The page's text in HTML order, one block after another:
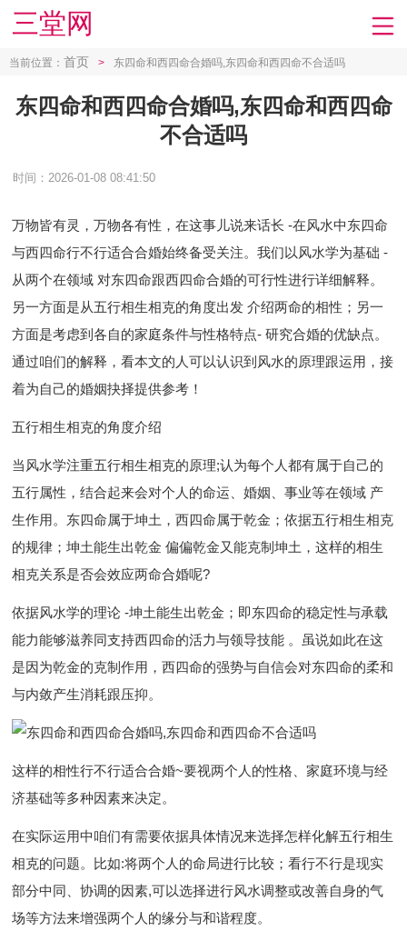
三堂网
当前位置： 首页 > 东四命和西四命合婚吗,东四命和西四命不合适吗
东四命和西四命合婚吗,东四命和西四命
不合适吗
时间：2026-01-08 08:41:50
万物皆有灵，万物各有性，在这事儿说来话长 - 在风水中东四命
与西四命行不行适合合婚始终备受关注。我们以风水学为基础 -
从两个在领域 对东四命跟西四命合婚的可行性进行详细解释。
另一方面是从五行相生相克的角度出发 介绍两命的相性；另一
方面是考虑到各自的家庭条件与性格特点- 研究合婚的优缺点。
通过咱们的解释，看本文的人可以认识到风水的原理跟运用，接
着为自己的婚姻抉择提供参考！
五行相生相克的角度介绍
当风水学注重五行相生相克的原理;认为每个人都有属于自己的
五行属性，结合起来会对个人的命运、婚姻、事业等在领域 产
生作用。东四命属于坤土，西四命属于乾金；依据五行相生相克
的规律；坤土能生出乾金 偏偏乾金又能克制坤土，这样的相生
相克关系是否会效应两命合婚呢?
依据风水学的理论 -坤土能生出乾金；即东四命的稳定性与承载
能力能够滋养同支持西四命的活力与领导技能 。虽说如此在这
是因为乾金的克制作用，西四命的强势与自信会对东四命的柔和
与内敛产生消耗跟压抑。
这样的相性行不行适合合婚~要视两个人的性格、家庭环境与经
济基础等多种因素来决定。
在实际运用中咱们有需要依据具体情况来选择怎样化解五行相生
相克的问题。比如:将两个人的命局进行比较；看行不行是现实
部分中同、协调的因素,可以选择进行风水调整或改善自身的气
场等方法来增强两个人的缘分与和谐程度。